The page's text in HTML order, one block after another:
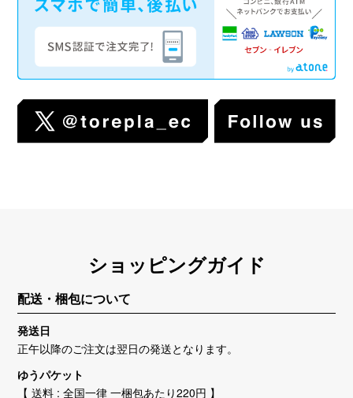
ショッピングガイド
配送・梱包について
発送日
正午以降のご注文は翌日の発送となります。
ゆうパケット
【 送料 : 全国一律 一梱包あたり220円 】